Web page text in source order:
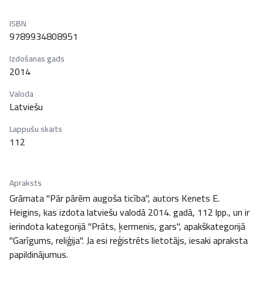
ISBN
9789934808951
Izdošanas gads
2014
Valoda
Latviešu
Lappušu skaits
112
Apraksts
Grāmata "Pār pārēm augoša ticība", autors Kenets E.
Heigins, kas izdota latviešu valodā 2014. gadā, 112 lpp., un ir
ierindota kategorijā "Prāts, ķermenis, gars", apakškategorijā
"Garīgums, reliģija". Ja esi reģistrēts lietotājs, iesaki apraksta
papildinājumus.